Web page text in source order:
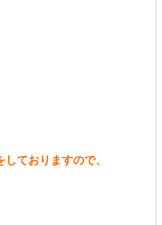
ておりますので、